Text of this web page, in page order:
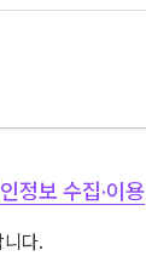
정보 수집·이용
다.